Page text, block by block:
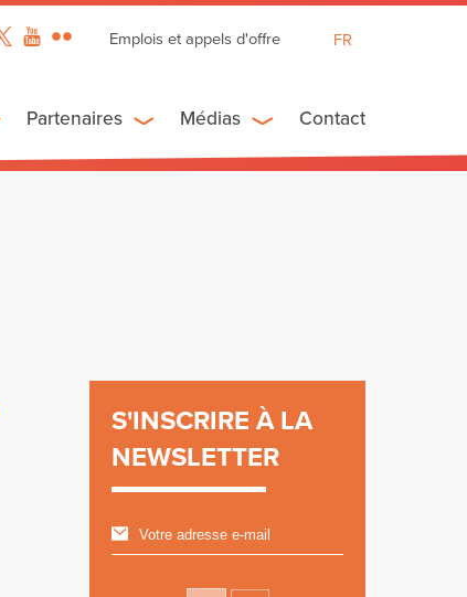
Emplois et appels d'offre
FR
ES
Partenaires Médias Contact
S'INSCRIRE À LA
NEWSLETTER